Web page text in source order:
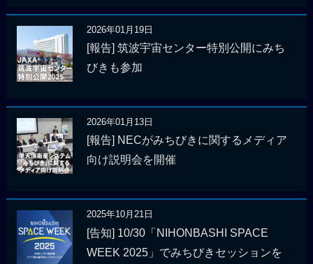
2026年01月19日
[報告] 筑波宇宙センター特別公開にみち
びきも参加
2026年01月13日
[報告] NECがみちびきに関するメディア
向け説明会を開催
2025年10月21日
[告知] 10/30「NIHONBASHI SPACE
WEEK 2025」でみちびきセッションを